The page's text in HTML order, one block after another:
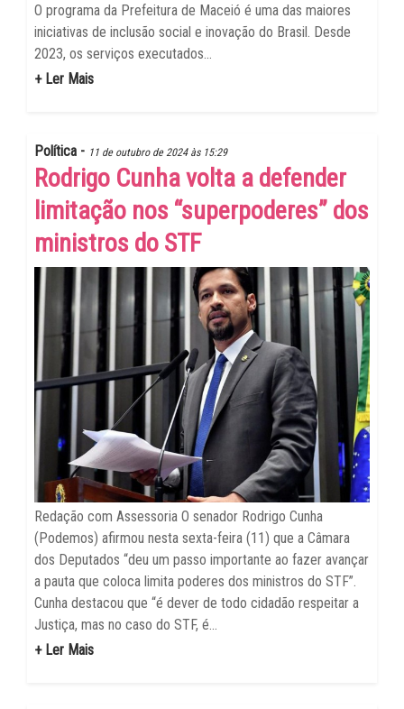
O programa da Prefeitura de Maceió é uma das maiores
iniciativas de inclusão social e inovação do Brasil. Desde
2023, os serviços executados...
+ Ler Mais
Política - 11 de outubro de 2024 às 15:29
Rodrigo Cunha volta a defender
limitação nos “superpoderes” dos
ministros do STF
Redação com Assessoria O senador Rodrigo Cunha
(Podemos) afirmou nesta sexta-feira (11) que a Câmara
dos Deputados “deu um passo importante ao fazer avançar
a pauta que coloca limita poderes dos ministros do STF”.
Cunha destacou que “é dever de todo cidadão respeitar a
Justiça, mas no caso do STF, é...
+ Ler Mais